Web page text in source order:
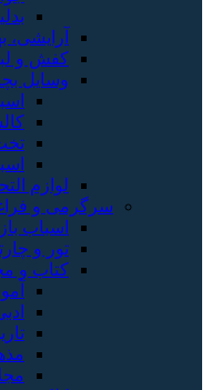
آرایشی،
کفش و
وسایل
لوازم
سرگرمی و
اسباب‌
تور و
کتاب و